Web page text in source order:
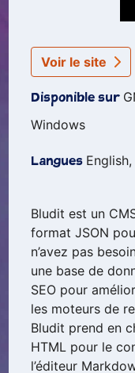
Voir le site
Disponible sur
Windows
Langues
Bludit est un
format JSON
n’avez pas
une base de
SEO pour
les moteurs de
Bludit prend en
HTML pour le
l’éditeur